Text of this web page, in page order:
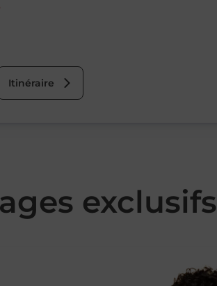
Itinéraire
exclusifs